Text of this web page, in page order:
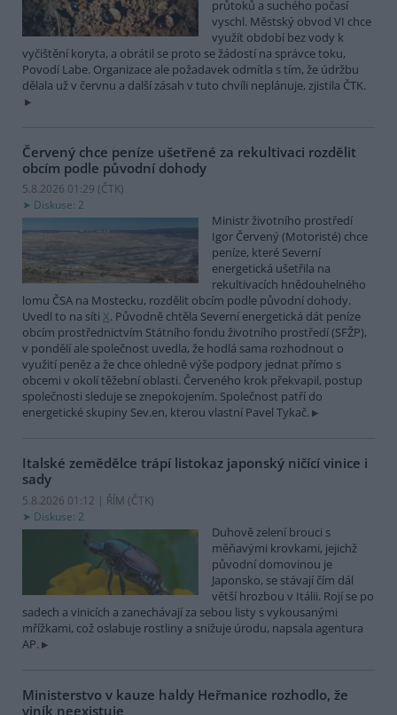
průtoků a suchého počasí
vyschl. Městský obvod VI chce
využít období bez vody k
vyčištění koryta, a obrátil se proto se žádostí na správce toku,
Povodí Labe. Organizace ale požadavek odmítla s tím, že údržbu
dělala už v červnu a další zásah v tuto chvíli neplánuje, zjistila ČTK.
Červený chce peníze ušetřené za rekultivaci rozdělit
obcím podle původní dohody
5.8.2026 01:29 (ČTK)
Diskuse: 2
Ministr životního prostředí
Igor Červený (Motoristé) chce
peníze, které Severní
energetická ušetřila na
rekultivacích hnědouhelného
lomu ČSA na Mostecku, rozdělit obcím podle původní dohody.
Uvedl to na síti X. Původně chtěla Severní energetická dát peníze
obcím prostřednictvím Státního fondu životního prostředí (SFŽP),
v pondělí ale společnost uvedla, že hodlá sama rozhodnout o
využití peněz a že chce ohledně výše podpory jednat přímo s
obcemi v okolí těžební oblasti. Červeného krok překvapil, postup
společnosti sleduje se znepokojením. Společnost patří do
energetické skupiny Sev.en, kterou vlastní Pavel Tykač.
Italské zemědělce trápí listokaz japonský ničící vinice i
sady
5.8.2026 01:12 | ŘÍM (ČTK)
Diskuse: 2
Duhově zelení brouci s
měňavými krovkami, jejichž
původní domovinou je
Japonsko, se stávají čím dál
větší hrozbou v Itálii. Rojí se po
sadech a vinicích a zanechávají za sebou listy s vykousanými
mřížkami, což oslabuje rostliny a snižuje úrodu, napsala agentura
AP.
Ministerstvo v kauze haldy Heřmanice rozhodlo, že
viník neexistuje